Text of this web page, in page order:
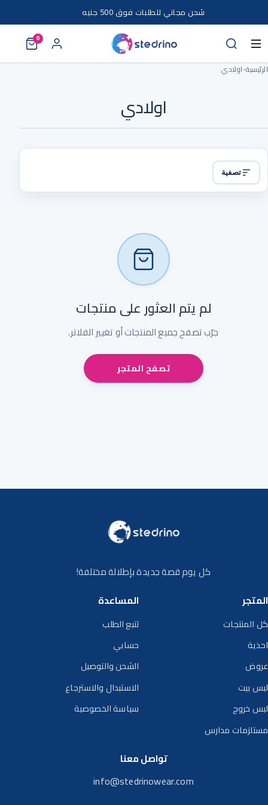
تخطى إلى المحتوىشحن مجاني للطلبات فوق 500 جنيه
0
الرئيسية-اولادي
اولادي
تصفية
لم يتم العثور على منتجات
جرّب تصفح جميع المنتجات أو تغيير الفلاتر.
تصفح المتجر
كل يوم قصة جديدة بإطلالة مختلفة!
المتجر
كل المنتجات
احذية
عروض
لبس بيت
لبس خروج
مستلزمات مدارس
المساعدة
تتبع الطلب
حسابي
الشحن والتوصيل
الاستبدال والاسترجاع
سياسة الخصوصية
تواصل معنا
info@stedrinowear.com